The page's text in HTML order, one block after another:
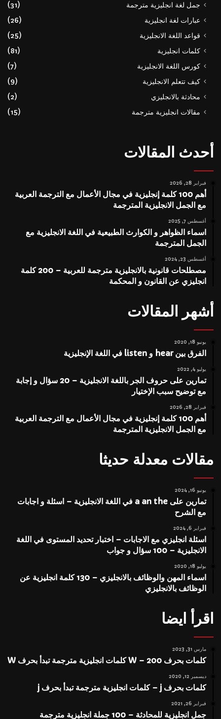
جمل لغة انجليزية مترجمة
(31)
عبارات لغة انجليزية
(26)
قواعد اللغة الانجليزية
(25)
كلمات انجليزية
(81)
كورس اللغة الانجليزية
(7)
كيف تتعلم الانجليزية
(9)
محادثة بالانجليزي
(2)
مقالات انجليزية مترجمة
(15)
أحدث المقالات
فبراير 28, 2026
أهم 100 كلمة إنجليزية في مجال الأعمال مع الترجمة العربية
مع الجمل الانجليزية المترجمة
أغسطس 7, 2025
اسماء الظواهر و الكوارث الطبيعية في اللغة الانجليزية مع
الجمل المترجمة
أغسطس 23, 2024
مصطلحات قانونية بالانجليزية مترجمة للعربية – 200 كلمة
انجليزي عن القانون و المحكمة
أشهر المقالات
يونيو 18, 2020
الفرق بين hear و listen في اللغة الإنجليزية
يوليو 4, 2022
تمارين على حروف الجر باللغة الانجليزية – 20 سؤال و إجابة
مع توضيح سبب الإختيار
فبراير 28, 2026
أهم 100 كلمة إنجليزية في مجال الأعمال مع الترجمة العربية
مع الجمل الانجليزية المترجمة
مقالات معدلة حديثا
يونيو 16, 2024
تمارين على a an the في اللغة الانجليزية – اسئلة و اجابات
مع الشرح
فبراير 6, 2024
اسئلة انجليزي مع الاجابات – اختبار تحديد المستوى في اللغة
الانجليزية – 100 سؤال و جواب
يوليو 18, 2020
اسماء المهن والوظائف بالانجليزي – 130 كلمة انجليزية عن
الوظائف بالانجليزي
اقرأ ايضا
مارس 31, 2023
كلمات بحرف W – 200 كلمات انجليزية مترجمة تبدأ بحرف W
ديسمبر 12, 2020
كلمات بحرف j – كلمات انجليزية مترجمة تبدأ بحرف j
فبراير 26, 2021
جمل انجليزية للمحادثة – 100 جملة انجليزية مترجمة